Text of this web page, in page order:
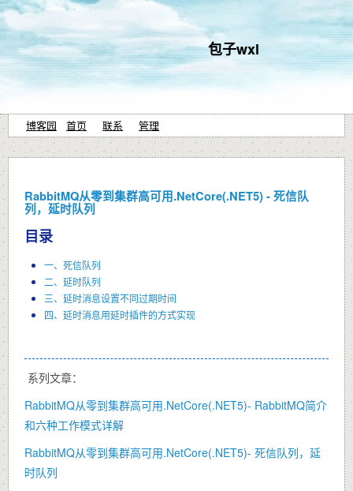
包子wxl
博客园 首页 联系 管理
RabbitMQ从零到集群高可用.NetCore(.NET5) - 死信队
列，延时队列
目录
一、死信队列
二、延时队列
三、延时消息设置不同过期时间
四、延时消息用延时插件的方式实现
系列文章：
RabbitMQ从零到集群高可用.NetCore(.NET5)- RabbitMQ简介
和六种工作模式详解
RabbitMQ从零到集群高可用.NetCore(.NET5)- 死信队列，延
时队列